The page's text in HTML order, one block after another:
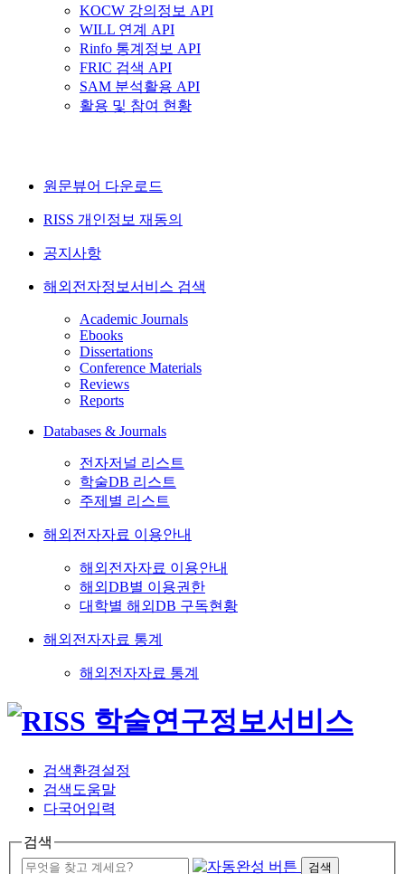
KOCW 강의정보 API
WILL 연계 API
Rinfo 통계정보 API
FRIC 검색 API
SAM 분석활용 API
활용 및 참여 현황
원문뷰어 다운로드
RISS 개인정보 재동의
공지사항
해외전자정보서비스 검색
Academic Journals
Ebooks
Dissertations
Conference Materials
Reviews
Reports
Databases & Journals
전자저널 리스트
학술DB 리스트
주제별 리스트
해외전자자료 이용안내
해외전자자료 이용안내
해외DB별 이용권한
대학별 해외DB 구독현황
해외전자자료 통계
해외전자자료 통계
검색환경설정
검색도움말
다국어입력
검색
검색